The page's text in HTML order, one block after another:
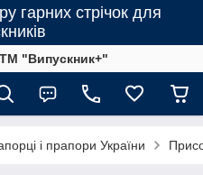
гарних стрічок для
"Випускник+"
і прапори України